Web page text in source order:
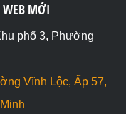
WEB MỚI
phố 3, Phường
Vĩnh Lộc, Ấp 57,